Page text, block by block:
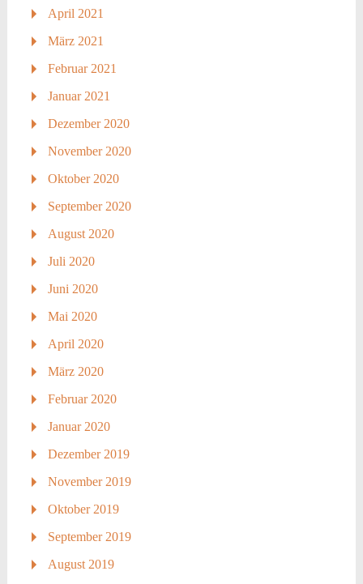
April 2021
März 2021
Februar 2021
Januar 2021
Dezember 2020
November 2020
Oktober 2020
September 2020
August 2020
Juli 2020
Juni 2020
Mai 2020
April 2020
März 2020
Februar 2020
Januar 2020
Dezember 2019
November 2019
Oktober 2019
September 2019
August 2019